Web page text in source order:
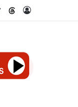
TikTokThreads